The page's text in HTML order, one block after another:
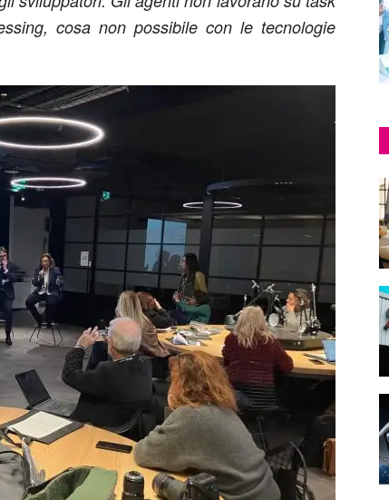
cosa non possibile con le tecnologie